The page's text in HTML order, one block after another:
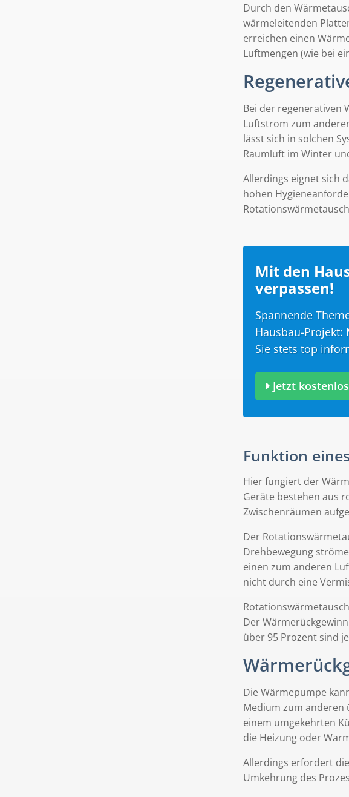
Durch den
wärmeleitenden
erreichen einen
Luftmengen (wie bei
Bei der regenerativen
Luftstrom zum
lässt sich in solchen
Raumluft im Winter
Allerdings eignet sich
hohen
Mit den
verpassen!
Spannende
Hausbau-
Sie stets top
Jetzt
Funktion
Hier fungiert der
Geräte bestehen aus
Zwischenräumen
Der
Drehbewegung
einen zum anderen
nicht durch eine
Der
über 95 Prozent sind
Die Wärmepumpe
Medium zum anderen
einem umgekehrten
die Heizung oder
Allerdings erfordert
Umkehrung des